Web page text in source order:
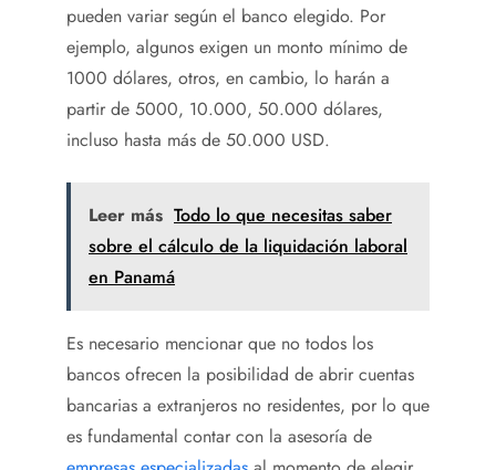
pueden variar según el banco elegido. Por
ejemplo, algunos exigen un monto mínimo de
1000 dólares, otros, en cambio, lo harán a
partir de 5000, 10.000, 50.000 dólares,
incluso hasta más de 50.000 USD.
Leer más Todo lo que necesitas saber
sobre el cálculo de la liquidación laboral
en Panamá
Es necesario mencionar que no todos los
bancos ofrecen la posibilidad de abrir cuentas
bancarias a extranjeros no residentes, por lo que
es fundamental contar con la asesoría de